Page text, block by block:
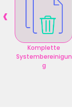
Komplette
Systembereinigun
g
‹